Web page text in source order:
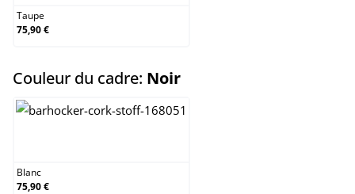
Taupe
75,90 €
Couleur du cadre: Noirselect
Blanc
75,90 €